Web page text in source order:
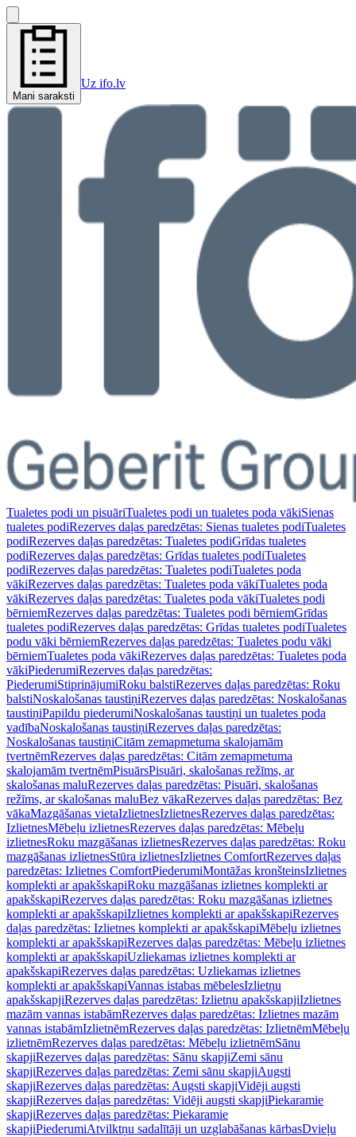
Mani saraksti
Uz ifo.lv
Tualetes podi un pisuāriTualetes podi un tualetes poda vākiSienas
tualetes podiRezerves daļas paredzētas: Sienas tualetes podiTualetes
podiRezerves daļas paredzētas: Tualetes podiGrīdas tualetes
podiRezerves daļas paredzētas: Grīdas tualetes podiTualetes
podiRezerves daļas paredzētas: Tualetes podiTualetes poda
vākiRezerves daļas paredzētas: Tualetes poda vākiTualetes poda
vākiRezerves daļas paredzētas: Tualetes poda vākiTualetes podi
bērniemRezerves daļas paredzētas: Tualetes podi bērniemGrīdas
tualetes podiRezerves daļas paredzētas: Grīdas tualetes podiTualetes
podu vāki bērniemRezerves daļas paredzētas: Tualetes podu vāki
bērniemTualetes poda vākiRezerves daļas paredzētas: Tualetes poda
vākiPiederumiRezerves daļas paredzētas:
PiederumiStiprinājumiRoku balstiRezerves daļas paredzētas: Roku
balstiNoskalošanas taustiņiRezerves daļas paredzētas: Noskalošanas
taustiņiPapildu piederumiNoskalošanas taustiņi un tualetes poda
vadībaNoskalošanas taustiņiRezerves daļas paredzētas:
Noskalošanas taustiņiCitām zemapmetuma skalojamām
tvertnēmRezerves daļas paredzētas: Citām zemapmetuma
skalojamām tvertnēmPisuārsPisuāri, skalošanas režīms, ar
skalošanas maluRezerves daļas paredzētas: Pisuāri, skalošanas
režīms, ar skalošanas maluBez vākaRezerves daļas paredzētas: Bez
vākaMazgāšanas vietaIzlietnesIzlietnesRezerves daļas paredzētas:
IzlietnesMēbeļu izlietnesRezerves daļas paredzētas: Mēbeļu
izlietnesRoku mazgāšanas izlietnesRezerves daļas paredzētas: Roku
mazgāšanas izlietnesStūra izlietnesIzlietnes ComfortRezerves daļas
paredzētas: Izlietnes ComfortPiederumiMontāžas kronšteinsIzlietnes
komplekti ar apakšskapiRoku mazgāšanas izlietnes komplekti ar
apakšskapiRezerves daļas paredzētas: Roku mazgāšanas izlietnes
komplekti ar apakšskapiIzlietnes komplekti ar apakšskapiRezerves
daļas paredzētas: Izlietnes komplekti ar apakšskapiMēbeļu izlietnes
komplekti ar apakšskapiRezerves daļas paredzētas: Mēbeļu izlietnes
komplekti ar apakšskapiUzliekamas izlietnes komplekti ar
apakšskapiRezerves daļas paredzētas: Uzliekamas izlietnes
komplekti ar apakšskapiVannas istabas mēbelesIzlietņu
apakšskapjiRezerves daļas paredzētas: Izlietņu apakšskapjiIzlietnes
mazām vannas istabāmRezerves daļas paredzētas: Izlietnes mazām
vannas istabāmIzlietnēmRezerves daļas paredzētas: IzlietnēmMēbeļu
izlietnēmRezerves daļas paredzētas: Mēbeļu izlietnēmSānu
skapjiRezerves daļas paredzētas: Sānu skapjiZemi sānu
skapjiRezerves daļas paredzētas: Zemi sānu skapjiAugsti
skapjiRezerves daļas paredzētas: Augsti skapjiVidēji augsti
skapjiRezerves daļas paredzētas: Vidēji augsti skapjiPiekaramie
skapjiRezerves daļas paredzētas: Piekaramie
skapjiPiederumiAtvilktņu sadalītāji un uzglabāšanas kārbasDvieļu